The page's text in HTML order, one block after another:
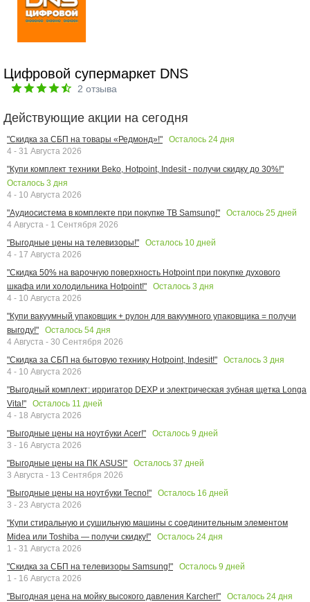
Цифровой супермаркет DNS
2 отзыва
Действующие акции на сегодня
"Скидка за СБП на товары «Редмонд»!" Осталось 24 дня
4 - 31 Августа 2026
"Купи комплект техники Beko, Hotpoint, Indesit - получи скидку до 30%!"
Осталось 3 дня
4 - 10 Августа 2026
"Аудиосистема в комплекте при покупке ТВ Samsung!"
Осталось 25 дней
4 Августа - 1 Сентября 2026
"Выгодные цены на телевизоры!"
Осталось 10 дней
4 - 17 Августа 2026
"Скидка 50% на варочную поверхность Hotpoint при покупке духового
шкафа или холодильника Hotpoint!"
Осталось 3 дня
4 - 10 Августа 2026
"Купи вакуумный упаковщик + рулон для вакуумного упаковщика = получи
выгоду!"
Осталось 54 дня
4 Августа - 30 Сентября 2026
"Скидка за СБП на бытовую технику Hotpoint, Indesit!"
Осталось 3 дня
4 - 10 Августа 2026
"Выгодный комплект: ирригатор DEXP и электрическая зубная щетка Longa
Vita!"
Осталось 11 дней
4 - 18 Августа 2026
"Выгодные цены на ноутбуки Acer!"
Осталось 9 дней
3 - 16 Августа 2026
"Выгодные цены на ПК ASUS!"
Осталось 37 дней
3 Августа - 13 Сентября 2026
"Выгодные цены на ноутбуки Tecno!"
Осталось 16 дней
3 - 23 Августа 2026
"Купи стиральную и сушильную машины с соединительным элементом
Midea или Toshiba — получи скидку!"
Осталось 24 дня
1 - 31 Августа 2026
"Скидка за СБП на телевизоры Samsung!"
Осталось 9 дней
1 - 16 Августа 2026
"Выгодная цена на мойку высокого давления Karcher!"
Осталось 24 дня